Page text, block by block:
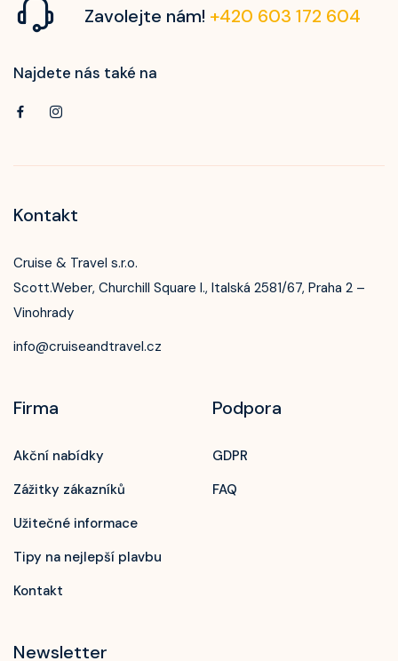
Zavolejte nám! +420 603 172 604
Najdete nás také na
Kontakt
Cruise & Travel s.r.o.
Scott.Weber, Churchill Square I., Italská 2581/67, Praha 2 –
Vinohrady
info@cruiseandtravel.cz
Firma
Akční nabídky
Zážitky zákazníků
Užitečné informace
Tipy na nejlepší plavbu
Kontakt
Podpora
GDPR
FAQ
Newsletter